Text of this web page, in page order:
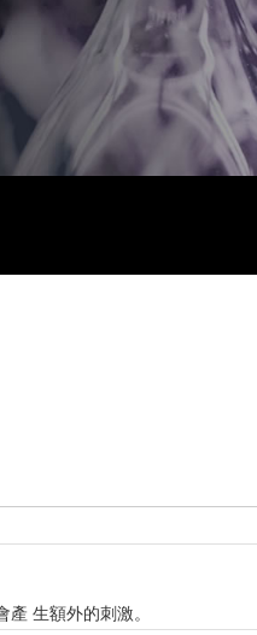
生額外的刺激。